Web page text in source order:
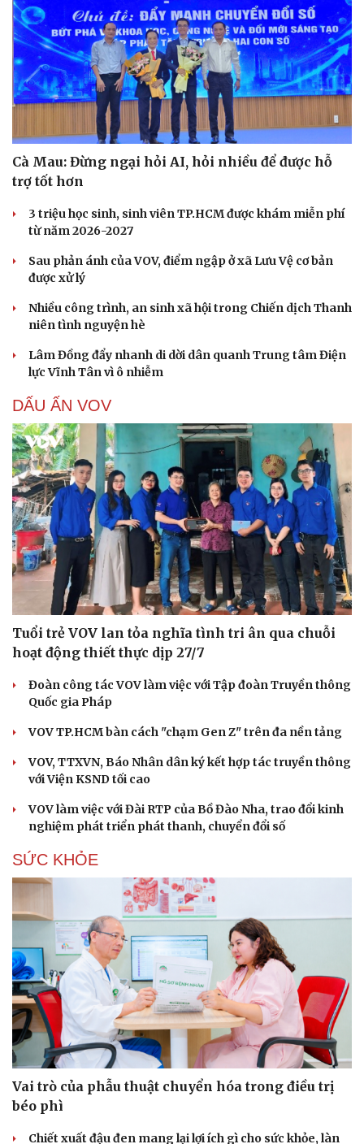
Cải chính
Cà Mau: Đừng ngại hỏi AI, hỏi nhiều để được hỗ
trợ tốt hơn
3 triệu học sinh, sinh viên TP.HCM được khám miễn phí
từ năm 2026-2027
Sau phản ánh của VOV, điểm ngập ở xã Lưu Vệ cơ bản
được xử lý
Nhiều công trình, an sinh xã hội trong Chiến dịch Thanh
niên tình nguyện hè
Lâm Đồng đẩy nhanh di dời dân quanh Trung tâm Điện
lực Vĩnh Tân vì ô nhiễm
DẤU ẤN VOV
Tuổi trẻ VOV lan tỏa nghĩa tình tri ân qua chuỗi
hoạt động thiết thực dịp 27/7
Đoàn công tác VOV làm việc với Tập đoàn Truyền thông
Quốc gia Pháp
VOV TP.HCM bàn cách "chạm Gen Z" trên đa nền tảng
VOV, TTXVN, Báo Nhân dân ký kết hợp tác truyền thông
với Viện KSND tối cao
VOV làm việc với Đài RTP của Bồ Đào Nha, trao đổi kinh
nghiệm phát triển phát thanh, chuyển đổi số
SỨC KHỎE
Vai trò của phẫu thuật chuyển hóa trong điều trị
béo phì
Chiết xuất đậu đen mang lại lợi ích gì cho sức khỏe, làn